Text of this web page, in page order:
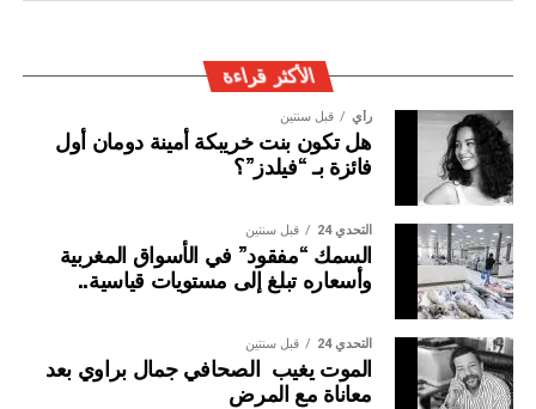
الأكثر قراءة
رأي قبل سنتين
هل تكون بنت خريبكة أمينة دومان أول
فائزة بـ “فيلدز”؟
التحدي 24 قبل سنتين
السمك “مفقود” في الأسواق المغربية
وأسعاره تبلغ إلى مستويات قياسية..
التحدي 24 قبل سنتين
الموت يغيب الصحافي جمال براوي بعد
معاناة مع المرض